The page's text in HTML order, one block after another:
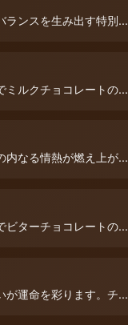
ランスを生み出す特別...
ミルクチョコレートの...
内なる情熱が燃え上が...
ビターチョコレートの...
が運命を彩ります。チ...